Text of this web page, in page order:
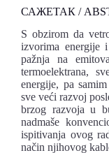
САЖЕТАК /
S obzirom da
izvorima energije
pažnja na
termoelektrana,
energije, pa
sve veći razvoj
brzog razvoja u
nadmaše
ispitivanja ovog
način njihovog